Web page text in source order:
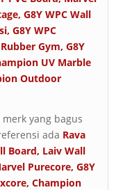
, G8Y WPC Wall
, G8Y WPC
Gym, G8Y
UV Marble
Outdoor
yang bagus
ada Rava
Board, Laiv Wall
Purecore, G8Y
, Champion